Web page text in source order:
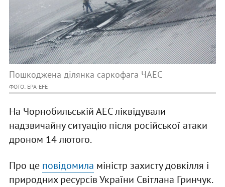
Пошкоджена ділянка саркофага ЧАЕС
ФОТО: EPA-EFE
На Чорнобильській АЕС ліквідували
надзвичайну ситуацію після російської атаки
дроном 14 лютого.
Про це повідомила міністр захисту довкілля і
природних ресурсів України Світлана Гринчук.